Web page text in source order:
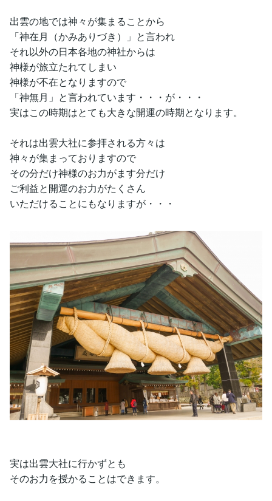
出雲の地では神々が集まることから
「神在月（かみありづき）」と言われ
それ以外の日本各地の神社からは
神様が旅立たれてしまい
神様が不在となりますので
「神無月」と言われています・・・が・・・
実はこの時期はとても大きな開運の時期となります。
それは出雲大社に参拝される方々は
神々が集まっておりますので
その分だけ神様のお力がます分だけ
ご利益と開運のお力がたくさん
いただけることにもなりますが・・・
実は出雲大社に行かずとも
そのお力を授かることはできます。